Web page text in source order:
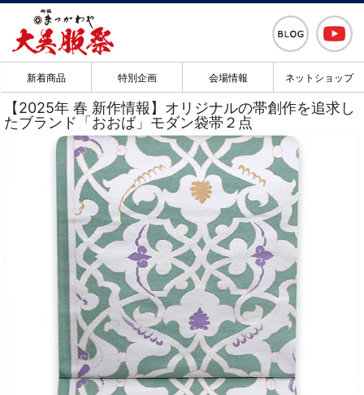
新着商品 特別企画 会場情報 ネットショップ
【2025年 春 新作情報】オリジナルの帯創作を追求し
たブランド「おおば」モダン袋帯２点